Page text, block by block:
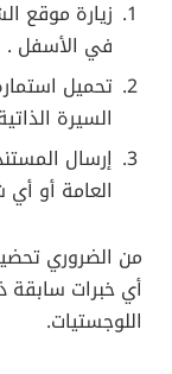
زيارة موقع
في الأسفل .
تحميل
السيرة
إرسال
العامة أو
من الضروري
أي خبرات سابقة
اللوجستيات.